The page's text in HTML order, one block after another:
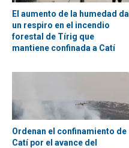
El aumento de la humedad da
un respiro en el incendio
forestal de Tírig que
mantiene confinada a Catí
Ordenan el confinamiento de
Catí por el avance del